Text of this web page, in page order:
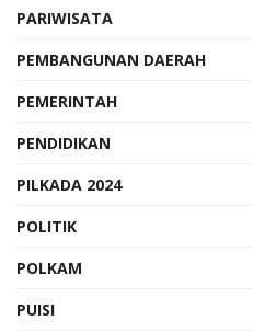
PARIWISATA
PEMBANGUNAN DAERAH
PEMERINTAH
PENDIDIKAN
PILKADA 2024
POLITIK
POLKAM
PUISI